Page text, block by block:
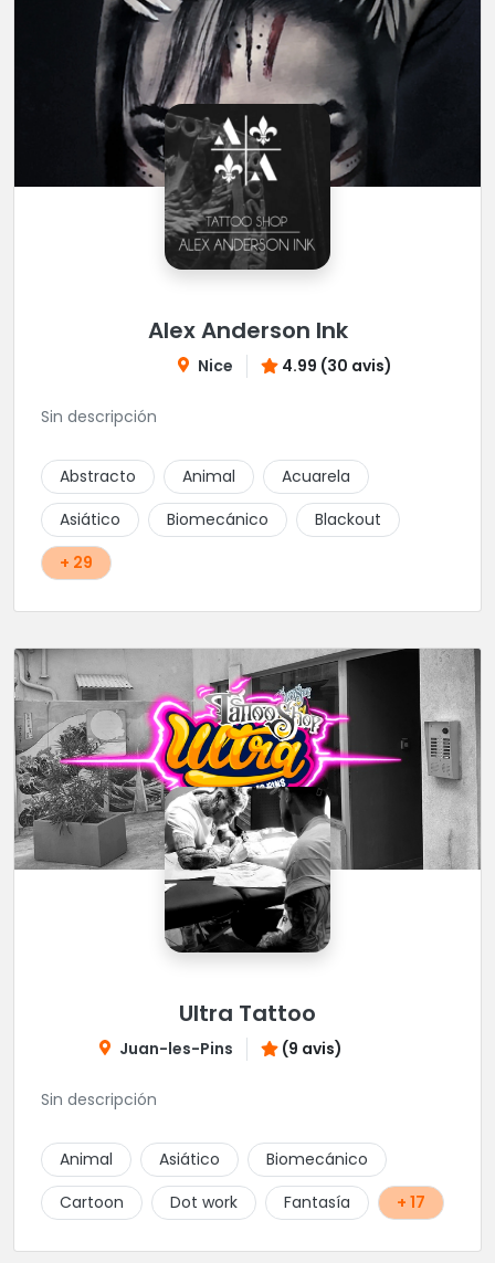
Alex Anderson Ink
Nice 4.99 (30 avis)
Sin descripción
Abstracto Animal
Acuarela
Asiático
Biomecánico
Blackout
+ 29
Ultra Tattoo
Juan-les-Pins (9 avis)
Sin descripción
Animal Asiático
Biomecánico
Cartoon
Dot work Fantasía + 17